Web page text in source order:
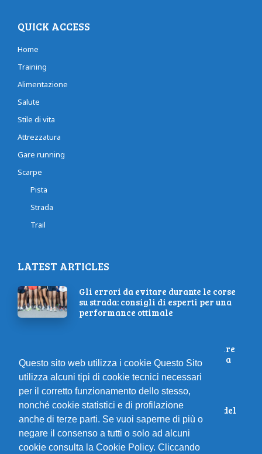
QUICK ACCESS
Home
Training
Alimentazione
Salute
Stile di vita
Attrezzatura
Gare running
Scarpe
Pista
Strada
Trail
LATEST ARTICLES
Gli errori da evitare durante le corse
su strada: consigli di esperti per una
performance ottimale
Triathlon e Inclusività: Come Aprire
le Porte di uno Sport Straordinario a
Tutti
Preparati al meglio: l’importanza del
riscaldamento per il runner
Questo sito web utilizza i cookie Questo Sito
utilizza alcuni tipi di cookie tecnici necessari
per il corretto funzionamento dello stesso,
nonché cookie statistici e di profilazione
anche di terze parti. Se vuoi saperne di più o
negare il consenso a tutti o solo ad alcuni
cookie consulta la Cookie Policy. Cliccando